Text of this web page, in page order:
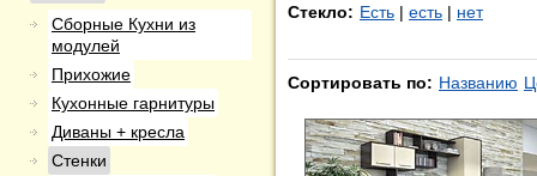
Сборные Кухни из
модулей
Прихожие
Кухонные гарнитуры
Диваны + кресла
Стенки
Стекло: Есть | есть | нет
Сортировать по: Названию